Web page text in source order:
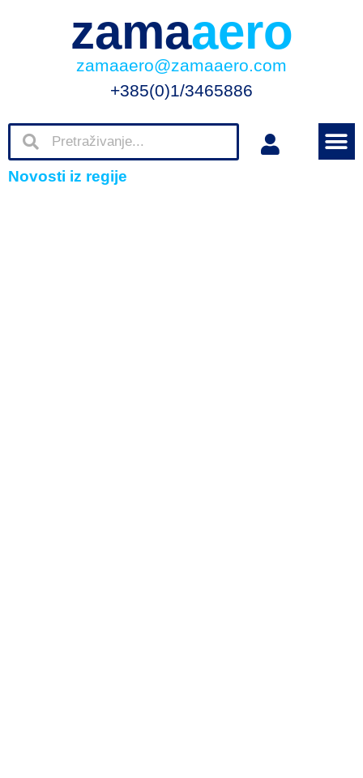
zamaaero
zamaaero@zamaaero.com
+385(0)1/3465886
Novosti iz regije